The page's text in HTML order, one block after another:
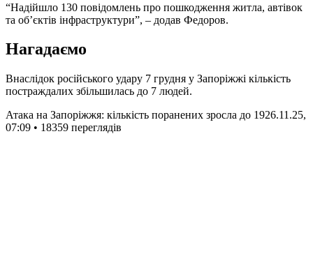
“Надійшло 130 повідомлень про пошкодження житла, автівок
та об’єктів інфраструктури”, – додав Федоров.
Нагадаємо
Внаслідок російського удару 7 грудня у Запоріжжі кількість
постраждалих збільшилась до 7 людей.
Атака на Запоріжжя: кількість поранених зросла до 1926.11.25,
07:09 • 18359 переглядiв